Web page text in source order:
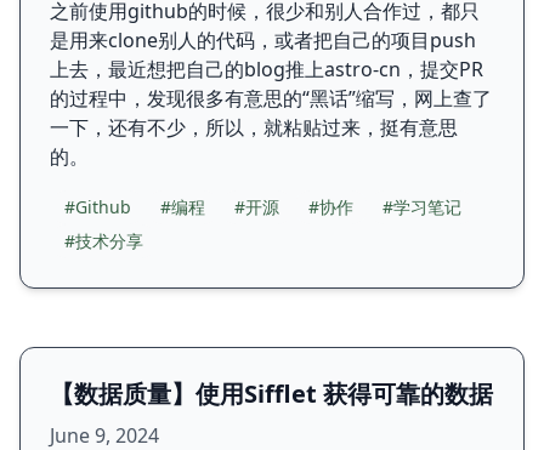
之前使用github的时候，很少和别人合作过，都只
是用来clone别人的代码，或者把自己的项目push
上去，最近想把自己的blog推上astro-cn，提交PR
的过程中，发现很多有意思的“黑话”缩写，网上查了
一下，还有不少，所以，就粘贴过来，挺有意思
的。
#Github #编程 #开源 #协作
#学习笔记
#技术分享
【数据质量】使用Sifflet 获得可靠的数据
June 9, 2024